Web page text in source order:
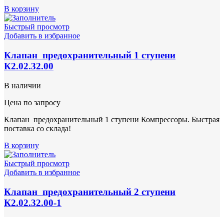
В корзину
Быстрый просмотр
Добавить в избранное
Клапан предохранительный 1 ступени
К2.02.32.00
В наличии
Цена по запросу
Клапан предохранительный 1 ступени Компрессоры. Быстрая
поставка со склада!
В корзину
Быстрый просмотр
Добавить в избранное
Клапан предохранительный 2 ступени
К2.02.32.00-1